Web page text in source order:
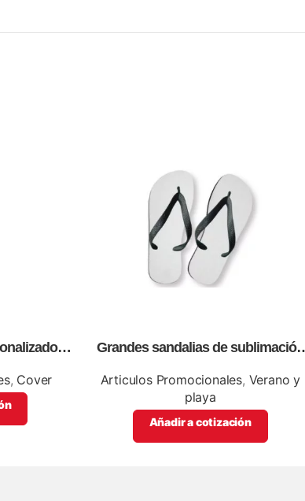
, Cover
Grandes sandalias de sublimación
logos o información de tu empresa
Articulos Promocionales, Verano y
playa
Añadir a cotización